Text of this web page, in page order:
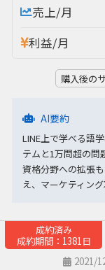
売上/月
利益/月
購入後の
AI要約
LINE上で学べる語
テムと1万問超の問
資格分野への拡張
え、マーケティン
成約済み
成約期間：1381日
2021/